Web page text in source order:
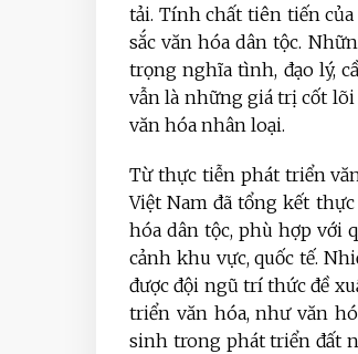
tải. Tính chất tiên tiến
sắc văn hóa dân tộc.
trọng nghĩa tình, đạo lý,
vẫn là những giá trị cốt
văn hóa nhân loại.
Từ thực tiễn phát triển
Việt Nam đã tổng kết
hóa dân tộc, phù hợp với
cảnh khu vực, quốc tế.
được đội ngũ trí thức đề
triển văn hóa, như văn
sinh trong phát triển đất